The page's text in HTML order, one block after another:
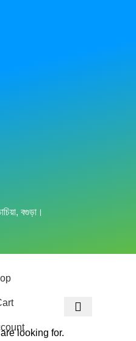
বগুড়া।
looking for.